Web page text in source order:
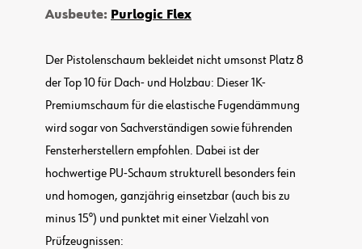
Ausbeute: Purlogic Flex
Der Pistolenschaum bekleidet nicht umsonst Platz 8
der Top 10 für Dach- und Holzbau: Dieser 1K-
Premiumschaum für die elastische Fugendämmung
wird sogar von Sachverständigen sowie führenden
Fensterherstellern empfohlen. Dabei ist der
hochwertige PU-Schaum strukturell besonders fein
und homogen, ganzjährig einsetzbar (auch bis zu
minus 15°) und punktet mit einer Vielzahl von
Prüfzeugnissen: